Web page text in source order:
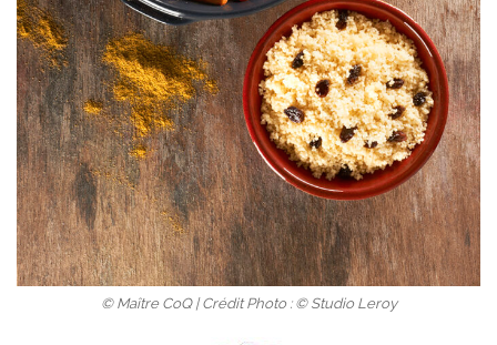
© Maître CoQ | Crédit Photo : © Studio Leroy